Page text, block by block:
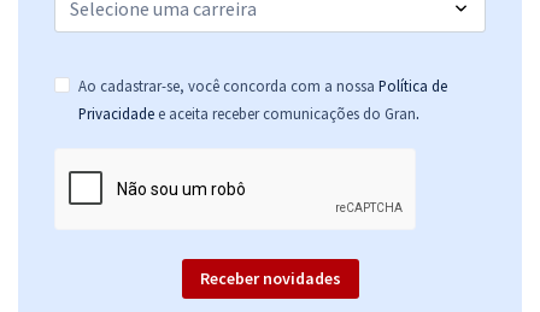
Ao cadastrar-se, você concorda com a nossa Política de
Privacidade e aceita receber comunicações do Gran.
Receber novidades